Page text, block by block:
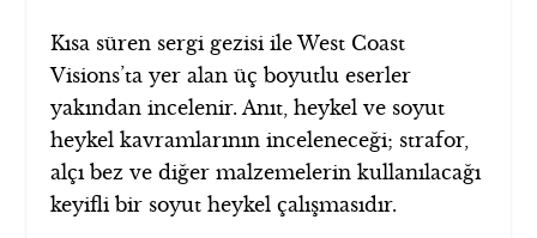
Kısa süren sergi gezisi ile West Coast
Visions’ta yer alan üç boyutlu eserler
yakından incelenir. Anıt, heykel ve soyut
heykel kavramlarının inceleneceği; strafor,
alçı bez ve diğer malzemelerin kullanılacağı
keyifli bir soyut heykel çalışmasıdır.